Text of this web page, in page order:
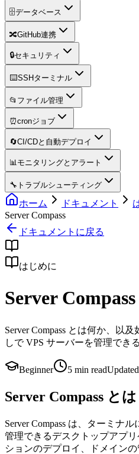
🗄️データベース
🔀GitHub連携
🔒セキュリティ
⌨️SSHターミナル
📂 ファイル管理
⏰cronジョブ
🔄CI/CDと自動デプロイ
📊モニタリングとアラート
🔧 トラブルシューティング
ホーム ドキュメント
Server Compass
ドキュメントに戻る
はじめに
Server
Server Compass とは何か、以
しで VPS サーバーを管理でき
Beginner 5 min readUpdated
Server Compass とは
Server Compass は、ターミナ
管理できるデスクトップアプ
ションのデプロイ、ドメイン